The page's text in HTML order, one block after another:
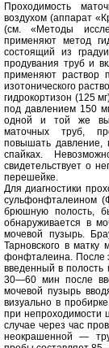
Проходимость
воздухом (аппарат
(см. «Методы
применяют метод
состоящий из
продувания труб и
применяют
изотонического
гидрокортизон (125
под давлением 150
одной и той же
маточных труб,
повышать давление,
спайках.
свидетельствует о
перешейке.
Для диагностики
сульфонфталеином
брюшную полость,
обнаруживается в
мочевой пузырь.
Тарновского в
фонфталеина. После
введенный в
30—60 мин после
мочевой пузырь
визуально в
при непроходимости
случае через час
неокрашенной —